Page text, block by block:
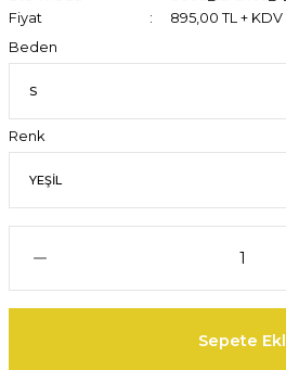
Fiyat
895,00 TL + KDV
Beden
Renk
Sepete